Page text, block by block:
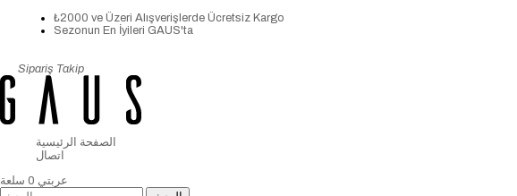
₺2000 ve Üzeri Alışverişlerde Ücretsiz Kargo
Sezonun En İyileri GAUS'ta
Sipariş Takip
الصفحة الرئيسية
اتصال
عربتي 0 سلعة